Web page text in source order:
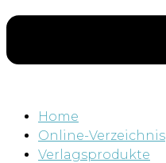
Home
Online-Verzeichnis
Verlagsprodukte